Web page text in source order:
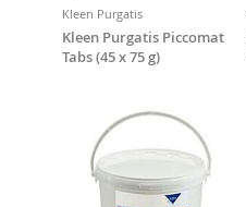
Kleen Purgatis
Kleen Purgatis Piccomat
Tabs (45 x 75 g)